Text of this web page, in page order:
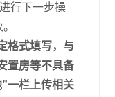
行下一步操
格式填写，与
置房等不具备
一栏上传相关